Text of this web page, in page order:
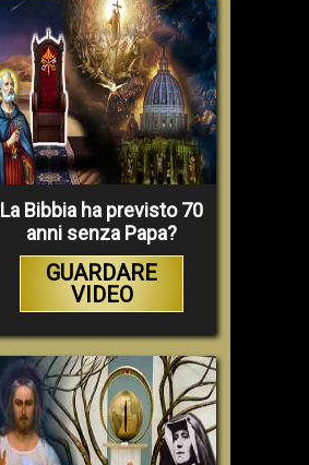
La Bibbia ha previsto 70
anni senza Papa?
GUARDARE
VIDEO